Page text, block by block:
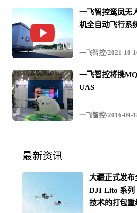
一飞智控副总陈东华
Finix系列飞控不再是单一的硬件
案，包括硬件的部分，也包含百思
一飞智控鸾凤无
机全自动飞行系
一飞智控/2021-10-
一飞智控将携
UAS
一飞智控/2016-09-
最新资讯
大疆正式发
DJI Lito 系列
技术的打包